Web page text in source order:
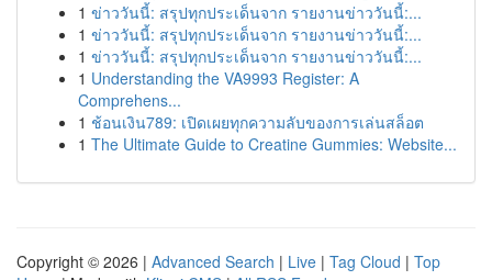
1 ข่าววันนี้: สรุปทุกประเด็นจาก รายงานข่าววันนี้:...
1 ข่าววันนี้: สรุปทุกประเด็นจาก รายงานข่าววันนี้:...
1 ข่าววันนี้: สรุปทุกประเด็นจาก รายงานข่าววันนี้:...
1 Understanding the VA9993 Register: A
Comprehens...
1 ช้อนเงิน789: เปิดเผยทุกความลับของการเล่นสล็อต
1 The Ultimate Guide to Creatine Gummies: Website...
Copyright © 2026 | Advanced Search | Live | Tag Cloud | Top